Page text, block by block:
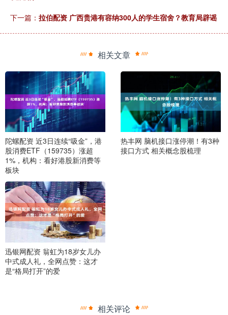
下一篇： 拉伯配资 广西贵港有容纳300人的学生宿舍？教育局辟谣
相关文章
陀螺配资 近3日连续“吸金”，港
股消费ETF（159735）涨超
1%，机构：看好港股新消费等
板块
热丰网 脑机接口涨停潮！有3种
接口方式 相关概念股梳理
迅银网配资 翁虹为18岁女儿办
中式成人礼，全网点赞：这才
是“格局打开”的爱
相关评论